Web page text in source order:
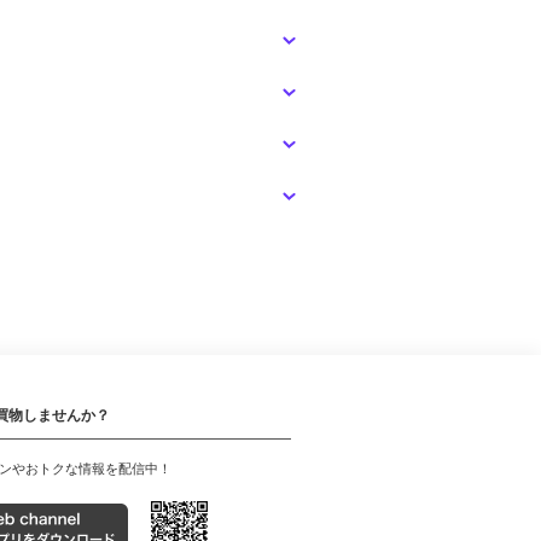
物しませんか？
やおトクな情報を配信中！